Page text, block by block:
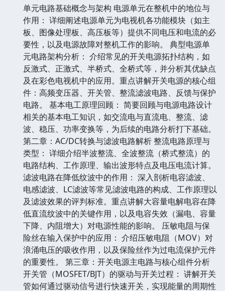
单元电路基础概念与架构 电源单元在整机中的地位与
作用： 详细阐述电源单元为电视机各功能模块（如主
板、图像处理板、高压板等）提供不同电压和电流的必
要性，以及电源故障对整机工作的影响。 典型电源单
元电路架构分析： 介绍常见的开关电源拓扑结构，如
反激式、正激式、半桥式、全桥式等，并分析其优缺点
及在彩色电视机中的应用。重点讲解开关电源的核心组
件：高频变压器、开关管、整流滤波电路、反馈与保护
电路。 基本电工原理回顾： 简要回顾与电源电路设计
相关的基本电工知识，如交流电与直流电、整流、滤
波、稳压、功率变换等，为后续的电路分析打下基础。
第二章：AC/DC转换与滤波电路解析 整流电路原理与
类型： 详细介绍半波整流、全波整流（桥式整流）的
电路结构、工作原理、输出波形特点及电压电流计算。
滤波电路在降低纹波中的作用： 深入剖析电容滤波、
电感滤波、LC滤波等常见滤波电路的构成、工作原理以
及滤波效果的评判标准。重点讲解大容量电解电容在降
低直流纹波中的关键作用，以及电容失效（漏电、容量
下降、内阻增大）对电源性能的影响。 压敏电阻与保
险丝在输入保护中的应用： 介绍压敏电阻（MOV）对
浪涌电压的吸收作用，以及保险丝作为过电流保护元件
的重要性。 第三章：开关电源主电路与核心组件分析
开关管（MOSFET/BJT）的驱动与开关过程： 讲解开关
管如何通过驱动信号进行快速开关，实现能量的周期性